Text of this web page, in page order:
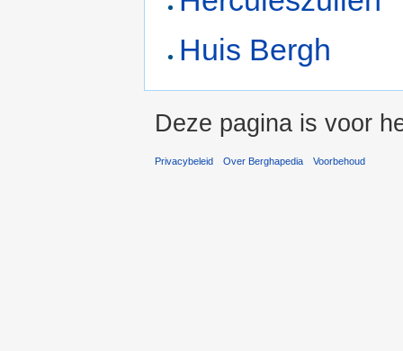
Huis Bergh
Deze pagina is voor
Privacybeleid Over Berghapedia Voorbehoud